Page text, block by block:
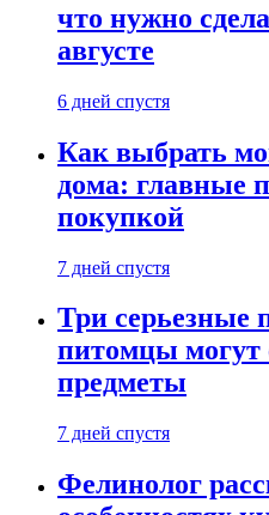
что нужно
августе
6 дней спустя
Как выбрать
дома: главные
покупкой
7 дней спустя
Три серьезные
питомцы могут
предметы
7 дней спустя
Фелинолог